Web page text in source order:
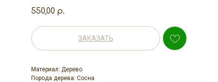
550,00 р.
ЗАКАЗАТЬ
Материал: Дерево
Порода дерева: Сосна